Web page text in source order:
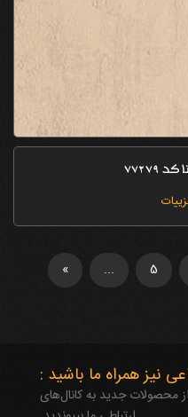
77279
5
...
»
نیز همراه ما باشید :
جدید به کانال‌های